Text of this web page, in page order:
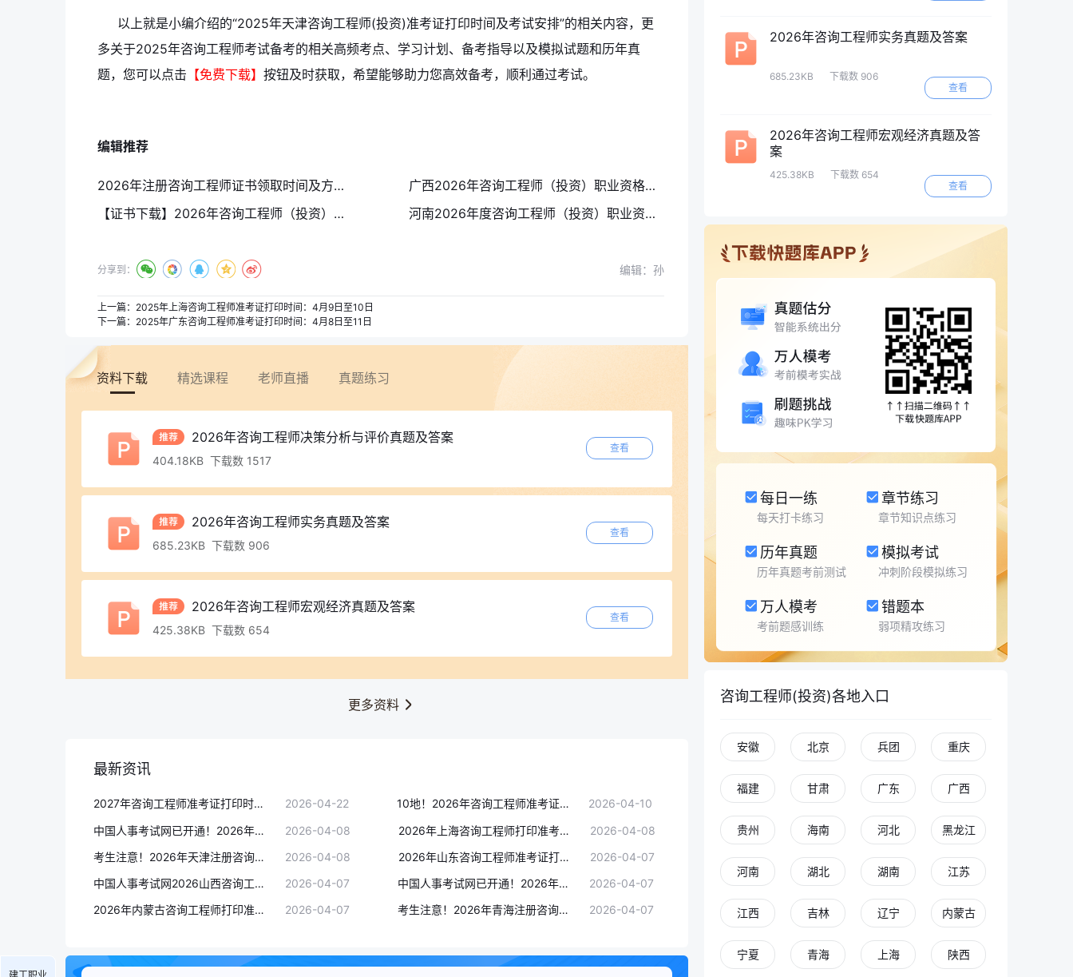
以上就是小编介绍的“2025年天津咨询工程师(投资)准考证打印时间及考试安排”的相关内容，更
多关于2025年咨询工程师考试备考的相关高频考点、学习计划、备考指导以及模拟试题和历年真
题，您可以点击 【免费下载】 按钮及时获取，希望能够助力您高效备考，顺利通过考试。
编辑推荐
2026年注册咨询工程师证书领取时间及方式汇总（8月5日更新）
广西2026年咨询工程师（投资）职业资格证书的领取通知
【证书下载】2026年咨询工程师（投资）电子证书下载入口已开通！
河南2026年度咨询工程师（投资）职业资格证书预约邮寄的通知
分享到： 编辑：孙
上一篇： 2025年上海咨询工程师准考证打印时间：4月9日至10日
下一篇： 2025年广东咨询工程师准考证打印时间：4月8日至11日
资料下载 精选课程 老师直播 真题练习
2026年咨询工程师决策分析与评价真题及答案
404.18KB 下载数 1517
查看
2026年咨询工程师实务真题及答案
685.23KB 下载数 906
查看
2026年咨询工程师宏观经济真题及答案
425.38KB 下载数 654
查看
更多资料
最新资讯
2027年咨询工程师准考证打印时间及入口汇总（4月22日更新） 2026-04-22 10地！2026年咨询工程师准考证打印入口4月10日关闭，逾期将错过考试！
2026-04-10
中国人事考试网已开通！2026年黑龙江咨询工程师准考证打印入口
2026-04-08 2026年上海咨询工程师打印准考证入口已开通！附打印流程
2026-04-08
考生注意！2026年天津注册咨询工程师准考证打印入口已开通，速来打印！
2026-04-08 2026年山东咨询工程师准考证打印入口已开通，速来打印！
2026-04-07
中国人事考试网2026山西咨询工程师准考证打印入口已开通！
2026-04-07 中国人事考试网已开通！2026年甘肃咨询工程师准考证打印入口
2026-04-07
2026年内蒙古咨询工程师打印准考证入口已开通！附打印流程及考试须知
2026-04-07 考生注意！2026年青海注册咨询工程师准考证打印入口已开通，速来打印！ 2026-04-07
2026年咨询工程师实务真题及答案
685.23KB
下载数 906
查看
2026年咨询工程师宏观经济真题及答
案
425.38KB
下载数 654
查看
每日一练
每天打卡练习
章节练习
章节知识点练习
历年真题
历年真题考前测试
模拟考试
冲刺阶段模拟练习
万人模考
考前题感训练
错题本
弱项精攻练习
咨询工程师(投资)各地入口
安徽 北京 兵团 重庆
福建 甘肃 广东 广西
贵州 海南 河北 黑龙江
河南 湖北 湖南 江苏
江西 吉林 辽宁 内蒙古
宁夏 青海 上海 陕西
青青老师
立即登录，解锁更多功能
同学 你好